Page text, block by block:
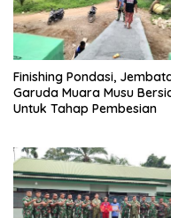
Finishing Pondasi,
Garuda Muara Musu
Untuk Tahap Pembesian